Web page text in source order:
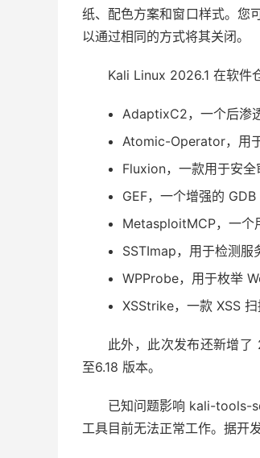
纸、配色方案和窗口样式。您
以通过相同的方式将其关闭。
Kali Linux 2026.1 在软件
AdaptixC2，一个后渗
Atomic-Operator，用
Fluxion，一款用于安
GEF，一个增强的
MetasploitMCP，一
SSTImap，用于检测服
WPProbe，用于枚举
XSStrike，一款 XSS
此外，此次发布还新增
至6.18 版本。
已知问题影响 kali-tools-
工具目前无法正常工作。据开